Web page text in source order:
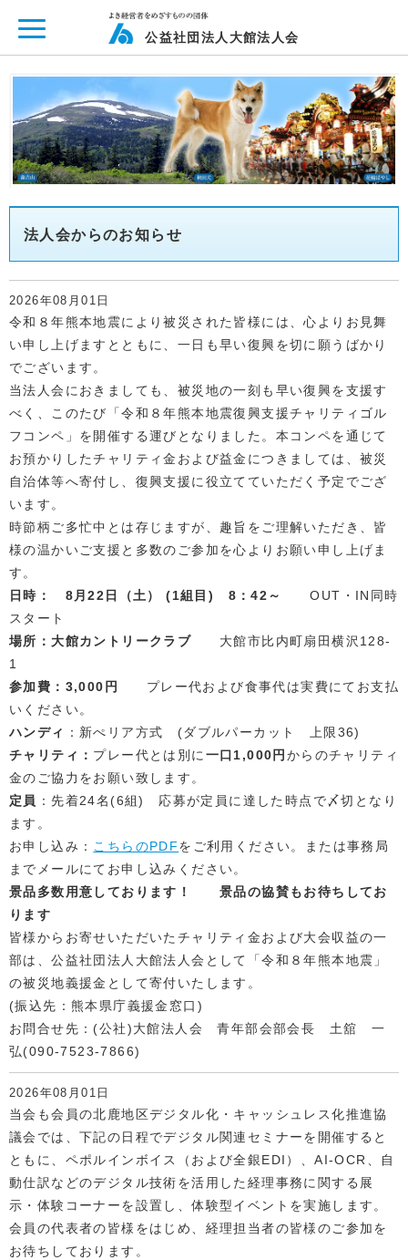
公益社団法人大館法人会
法人会からのお知らせ
2026年08月01日
令和８年熊本地震により被災された皆様には、心よりお見舞
い申し上げますとともに、一日も早い復興を切に願うばかり
でございます。
当法人会におきましても、被災地の一刻も早い復興を支援す
べく、このたび「令和８年熊本地震復興支援チャリティゴル
フコンペ」を開催する運びとなりました。本コンペを通じて
お預かりしたチャリティ金および益金につきましては、被災
自治体等へ寄付し、復興支援に役立てていただく予定でござ
います。
時節柄ご多忙中とは存じますが、趣旨をご理解いただき、皆
様の温かいご支援と多数のご参加を心よりお願い申し上げま
す。
日時： 8 月22日（土） (1組目) 8：42～OUT・IN同時
スタート
場所：大館カントリークラブ 大館市比内町扇田横沢128-
1
参加費：3,000円 プレー代および食事代は実費にてお支払
いください。
ハンディ
：新ぺリア方式 (ダブルパーカット 上限36)
チャリティ： プレー代とは別に 一口1,000円 からのチャリティ
金のご協力をお願い致します。
定員 ：先着24名(6組) 応募が定員に達した時点で〆切となり
ます。
お申し込み： こちらのPDFをご利用ください。または事務局
までメールにてお申し込みください。
景品多数用意しております！景品の協賛もお待ちしてお
ります
皆様からお寄せいただいたチャリティ金および大会収益の一
部は、公益社団法人大館法人会として「令和８年熊本地震」
の被災地義援金として寄付いたします。
(振込先：熊本県庁義援金窓口)
お問合せ先：(公社)大館法人会 青年部会部会長 土舘 一
弘(090-7523-7866)
2026年08月01日
当会も会員の北鹿地区デジタル化・キャッシュレス化推進協
議会では、下記の日程でデジタル関連セミナーを開催すると
ともに、ペポルインボイス（および全銀EDI）、AI-OCR、自
動仕訳などのデジタル技術を活用した経理事務に関する展
示・体験コーナーを設置し、体験型イベントを実施します。
会員の代表者の皆様をはじめ、経理担当者の皆様のご参加を
お待ちしております。